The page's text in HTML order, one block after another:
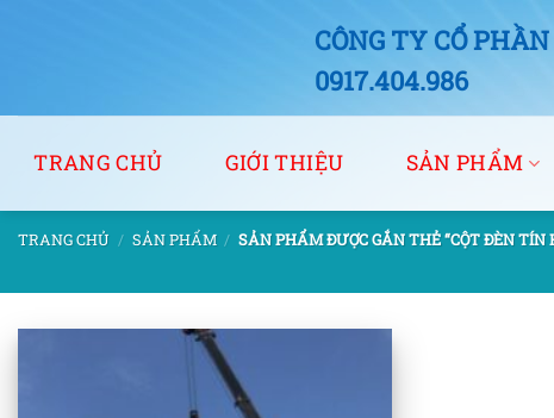
CÔNG TY CỔ
0917.404.986
TRANG CHỦ GIỚI THIỆU SẢN PHẨM
TRANG CHỦ / SẢN PHẨM / SẢN PHẨM ĐƯỢC GẮN THẺ “CỘT ĐÈN TÍN